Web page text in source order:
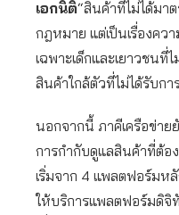
เอกนิติ“สินค้าที่ไม่ได้มา
กฎหมาย แต่เป็นเรื่องคว
เฉพาะเด็กและเยาวชนที่
สินค้าใกล้ตัวที่ไม่ได้รับกา
นอกจากนี้ ภาคีเครือข่า
การกำกับดูแลสินค้าที่ต้อ
เริ่มจาก 4 แพลตฟอร์มห
ให้บริการแพลตฟอร์มดิจิ